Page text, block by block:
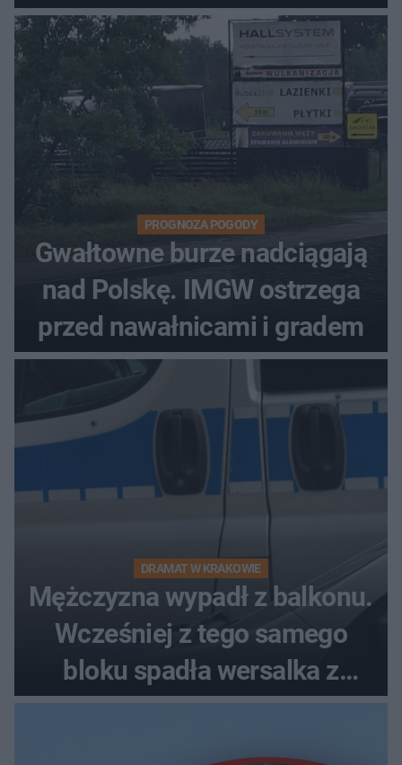
PROGNOZA POGODY
Gwałtowne burze nadciągają
nad Polskę. IMGW ostrzega
przed nawałnicami i gradem
DRAMAT W KRAKOWIE
Mężczyzna wypadł z balkonu.
Wcześniej z tego samego
bloku spadła wersalka z
pościelą